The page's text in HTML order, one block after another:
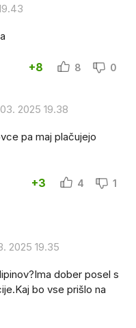
+8 8 0
2025 19.38
pa maj plačujejo
+3 4 1
2025 19.35
dober posel s
bo vse prišlo na